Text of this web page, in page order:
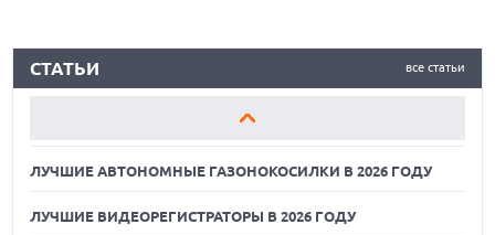
все статьи
СТАТЬИ
КАК БЕЗОПАСНО КУПИТЬ Б/У СМАРТФОН
ЛУЧШИЕ АВТОНОМНЫЕ ГАЗОНОКОСИЛКИ В 2026 ГОДУ
ЛУЧШИЕ ВИДЕОРЕГИСТРАТОРЫ В 2026 ГОДУ